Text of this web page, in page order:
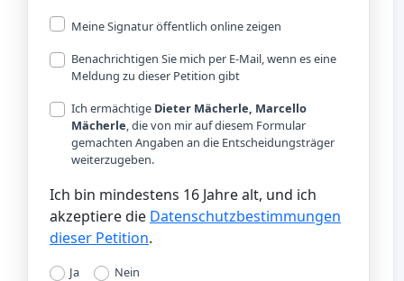
Meine Signatur öffentlich online zeigen
Benachrichtigen Sie mich per E-Mail, wenn es eine
Meldung zu dieser Petition gibt
Ich ermächtige Dieter Mächerle, Marcello
Mächerle, die von mir auf diesem Formular
gemachten Angaben an die Entscheidungsträger
weiterzugeben.
Ich bin mindestens 16 Jahre alt, und ich
akzeptiere die Datenschutzbestimmungen
dieser Petition.
Ja Nein